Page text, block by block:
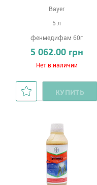
Bayer
5 л
фенмедифам 60г
5 062.00 грн
Нет в наличии
КУПИТЬ